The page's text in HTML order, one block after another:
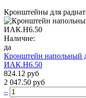
Кронштейны для
Наличие:
да
Кронштейн напольный
ИАК.Н6.50
824.12 руб
2 047.50 руб
–